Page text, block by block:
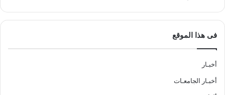
فى هذا الموقع
أخبـار
أخبـار الجامعـات